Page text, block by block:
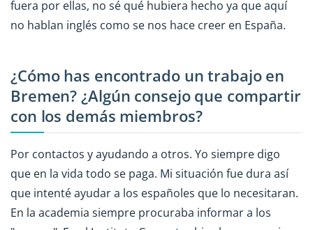
fuera por ellas, no sé qué hubiera hecho ya que aquí
no hablan inglés como se nos hace creer en España.
¿Cómo has encontrado un trabajo en
Bremen? ¿Algún consejo que compartir
con los demás miembros?
Por contactos y ayudando a otros. Yo siempre digo
que en la vida todo se paga. Mi situación fue dura así
que intenté ayudar a los españoles que lo necesitaran.
En la academia siempre procuraba informar a los